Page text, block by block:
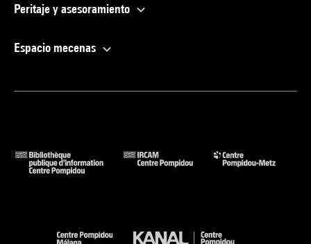
Peritaje y asesoramiento
Espacio mecenas